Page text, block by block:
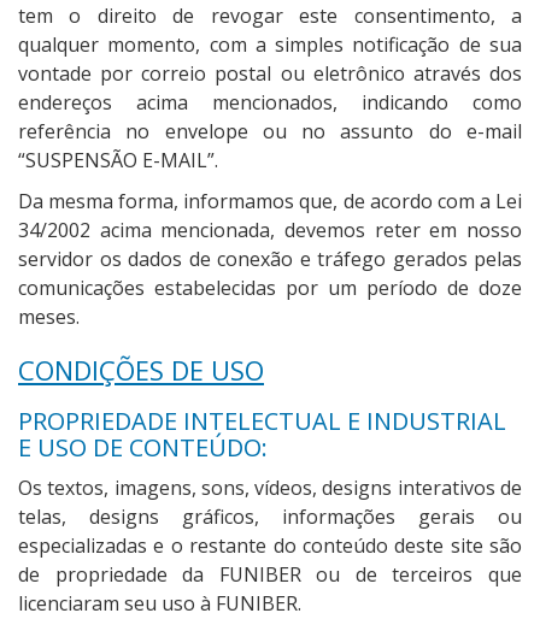
tem o direito de revogar este consentimento, a
qualquer momento, com a simples notificação de sua
vontade por correio postal ou eletrônico através dos
endereços acima mencionados, indicando como
referência no envelope ou no assunto do e-mail
“SUSPENSÃO E-MAIL”.
Da mesma forma, informamos que, de acordo com a Lei
34/2002 acima mencionada, devemos reter em nosso
servidor os dados de conexão e tráfego gerados pelas
comunicações estabelecidas por um período de doze
meses.
CONDIÇÕES DE USO
PROPRIEDADE INTELECTUAL E INDUSTRIAL
E USO DE CONTEÚDO:
Os textos, imagens, sons, vídeos, designs interativos de
telas, designs gráficos, informações gerais ou
especializadas e o restante do conteúdo deste site são
de propriedade da FUNIBER ou de terceiros que
licenciaram seu uso à FUNIBER.